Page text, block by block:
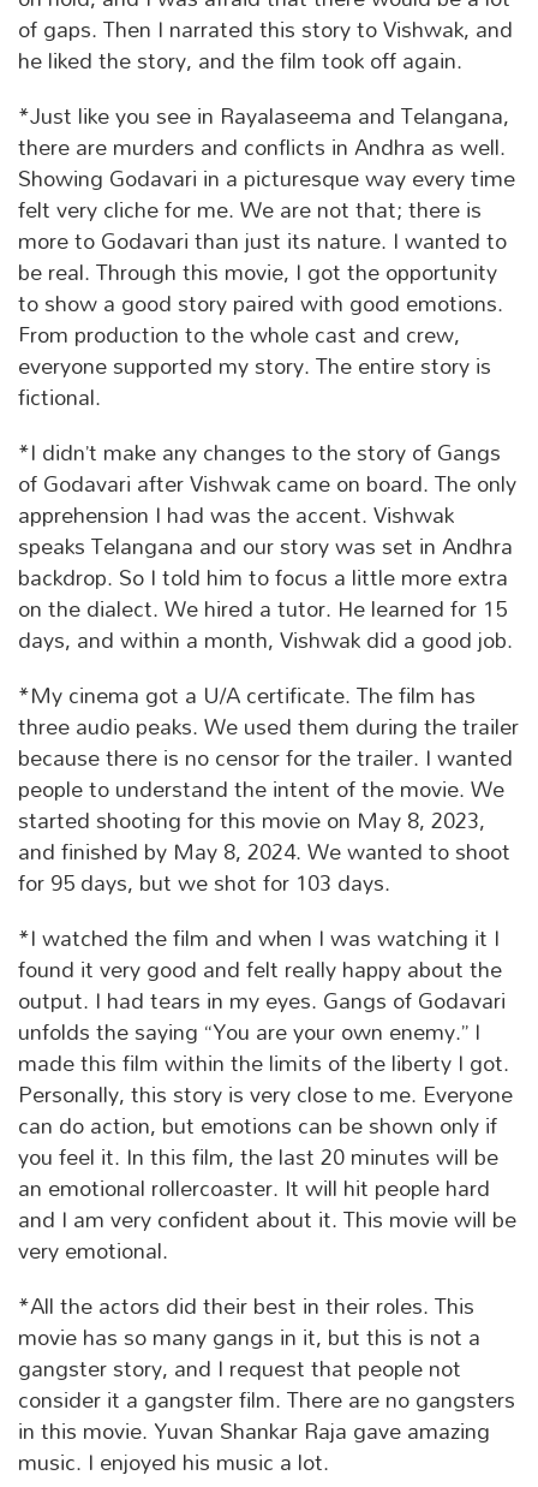
of gaps. Then I narrated this story to Vishwak, and
he liked the story, and the film took off again.
*Just like you see in Rayalaseema and Telangana,
there are murders and conflicts in Andhra as well.
Showing Godavari in a picturesque way every time
felt very cliche for me. We are not that; there is
more to Godavari than just its nature. I wanted to
be real. Through this movie, I got the opportunity
to show a good story paired with good emotions.
From production to the whole cast and crew,
everyone supported my story. The entire story is
fictional.
*I didn’t make any changes to the story of Gangs
of Godavari after Vishwak came on board. The only
apprehension I had was the accent. Vishwak
speaks Telangana and our story was set in Andhra
backdrop. So I told him to focus a little more extra
on the dialect. We hired a tutor. He learned for 15
days, and within a month, Vishwak did a good job.
*My cinema got a U/A certificate. The film has
three audio peaks. We used them during the trailer
because there is no censor for the trailer. I wanted
people to understand the intent of the movie. We
started shooting for this movie on May 8, 2023,
and finished by May 8, 2024. We wanted to shoot
for 95 days, but we shot for 103 days.
*I watched the film and when I was watching it I
found it very good and felt really happy about the
output. I had tears in my eyes. Gangs of Godavari
unfolds the saying “You are your own enemy.” I
made this film within the limits of the liberty I got.
Personally, this story is very close to me. Everyone
can do action, but emotions can be shown only if
you feel it. In this film, the last 20 minutes will be
an emotional rollercoaster. It will hit people hard
and I am very confident about it. This movie will be
very emotional.
*All the actors did their best in their roles. This
movie has so many gangs in it, but this is not a
gangster story, and I request that people not
consider it a gangster film. There are no gangsters
in this movie. Yuvan Shankar Raja gave amazing
music. I enjoyed his music a lot.